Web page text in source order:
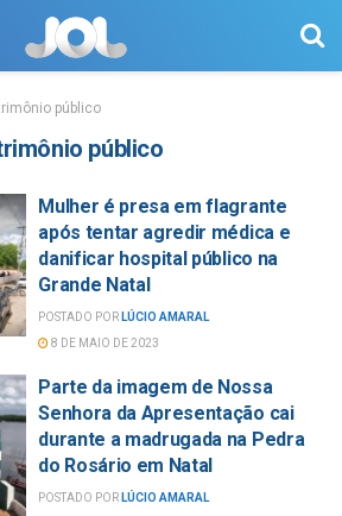
público
público
Mulher é presa em flagrante
após tentar agredir médica e
danificar hospital público na
Grande Natal
POSTADO POR LÚCIO AMARAL
8 DE MAIO DE 2023
Parte da imagem de Nossa
Senhora da Apresentação cai
durante a madrugada na Pedra
do Rosário em Natal
POSTADO POR LÚCIO AMARAL